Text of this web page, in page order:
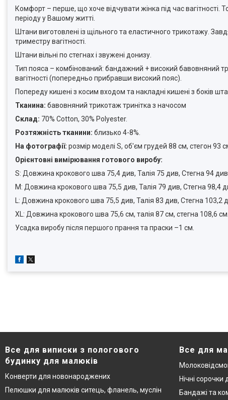
Комфорт – перше, що хоче відчувати жінка під час
періоду у Вашому житті.
Штани виготовлені із щільного та еластичного трикотажу.
триместру вагітності.
Штани вільні по стегнах і звужені донизу.
Тип пояса – комбінований: бандажний + високий бавовняний
вагітності (попередньо прибравши високий пояс).
Попереду кишені з косим входом та накладні кишені з боків
Тканина: бавовняний трикотаж тринітка з начосом
Склад: 70% Cotton, 30% Polyester.
Розтяжність тканини: близько 4-8%.
На фотографії: розмір моделі S, об'єм грудей 88 см, стегон 93
Орієнтовні вимірювання готового виробу:
S: Довжина крокового шва 75,4 див, Талія 75 див, Стегна 94 див.
M: Довжина крокового шва 75,5 див, Талія 79 див, Стегна 98,4
L: Довжина крокового шва 75,5 див, Талія 83 див, Стегна 103,2
XL: Довжина крокового шва 75,6 см, талія 87 см, стегна 108,6 см.
Усадка виробу після першого прання та праски –1 см.
Все для виписки з пологового
будинку для малюків
Конверти для новонароджених
Пелюшки для малюків ситець, фланель, муслін
Все для
Нічні
Бандажі та